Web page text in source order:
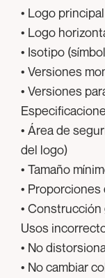
• Logo
• Logo
• Isotipo
• Versiones
• Versiones
• Área de
del logo)
• Tamaño
• Proporciones
•
Usos
• No
• No cambiar